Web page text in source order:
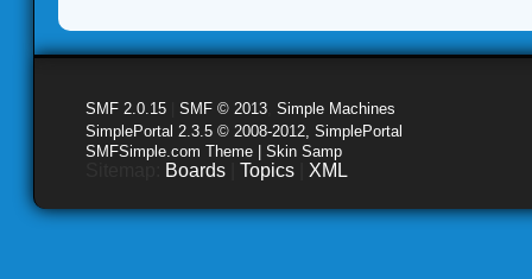
SMF 2.0.15 SMF © 2013 Simple Machines
SimplePortal 2.3.5 © 2008-2012, SimplePortal
SMFSimple.com Theme | Skin Samp
Boards Topics XML